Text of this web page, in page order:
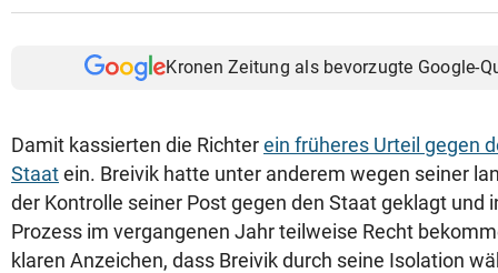
Kronen Zeitung als bevorzugte Google-
Damit kassierten die Richterein früheres Urteil gegen
Staatein. Breivik hatte unter anderem wegen seiner
der Kontrolle seiner Post gegen den Staat geklagt und
Prozess im vergangenen Jahr teilweise Recht
klaren Anzeichen, dass Breivik durch seine Isolation